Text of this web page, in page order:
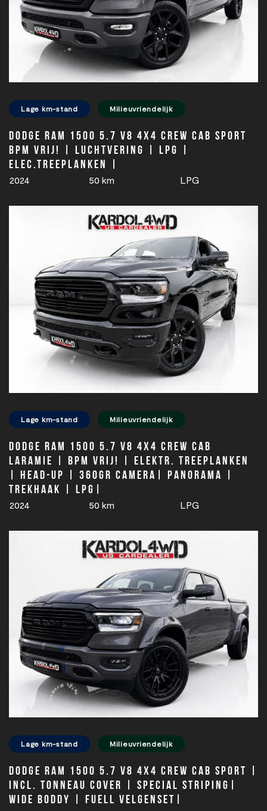
Lage km-stand Milieuvriendelijk
Dodge Ram 1500 5.7 V8 4x4 Crew Cab Sport
BPM VRIJ! | Luchtvering | LPG |
Elec.treeplanken |
2024 50 km LPG
Lage km-stand Milieuvriendelijk
Dodge Ram 1500 5.7 V8 4x4 Crew Cab
Laramie | BPM VRIJ! | Elektr. treeplanken
| Head-up | 360gr camera| Panorama |
Trekhaak | LPG|
2024 50 km LPG
Lage km-stand Milieuvriendelijk
Dodge Ram 1500 5.7 V8 4x4 Crew Cab Sport |
Incl. Tonneau cover | Special striping|
Wide boddy | Fuell velgenset|